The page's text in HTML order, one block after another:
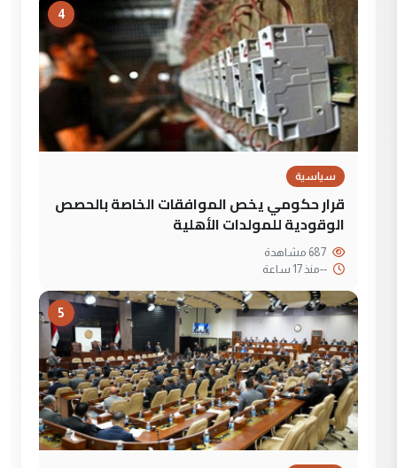
4
سياسية
قرار حكومي يخص الموافقات الخاصة بالحصص
الوقودية للمولدات الأهلية
--منذ 17 ساعة
5